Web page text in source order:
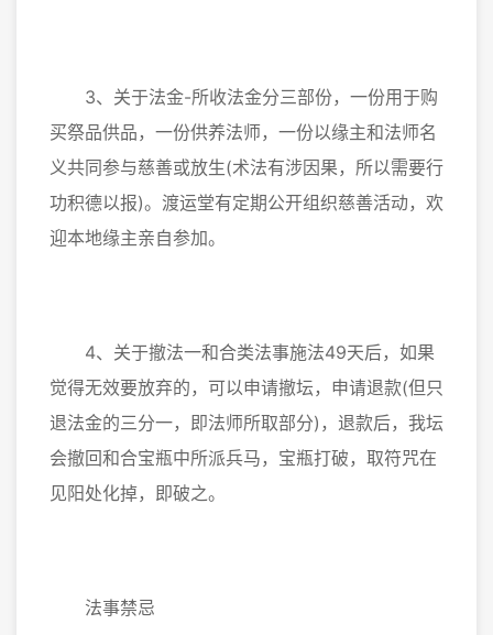
3、关于法金-所收法金分三部份，一份用于购
买祭品供品，一份供养法师，一份以缘主和法师名
义共同参与慈善或放生(术法有涉因果，所以需要行
功积德以报)。渡运堂有定期公开组织慈善活动，欢
迎本地缘主亲自参加。
4、关于撤法一和合类法事施法49天后，如果
觉得无效要放弃的，可以申请撤坛，申请退款(但只
退法金的三分一，即法师所取部分)，退款后，我坛
会撤回和合宝瓶中所派兵马，宝瓶打破，取符咒在
见阳处化掉，即破之。
法事禁忌